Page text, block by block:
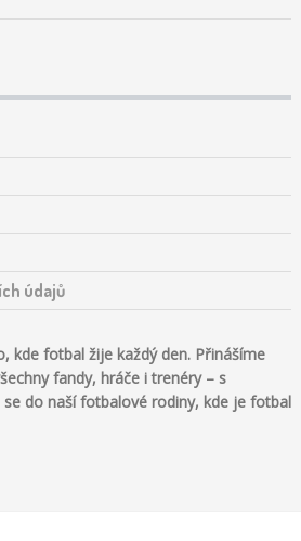
údajů
kde fotbal žije každý den. Přinášíme
fandy, hráče i trenéry – s
se do naší fotbalové rodiny, kde je fotbal